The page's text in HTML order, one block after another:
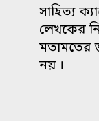
সাহিত্য
লেখকের
মতামতের
নয় ।